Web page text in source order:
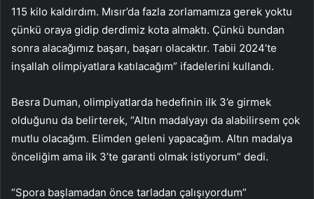
115 kilo kaldırdım. Mısır’da fazla zorlamamıza gerek yoktu
çünkü oraya gidip derdimiz kota almaktı. Çünkü bundan
sonra alacağımız başarı, başarı olacaktır. Tabii 2024’te
inşallah olimpiyatlara katılacağım” ifadelerini kullandı.
Besra Duman, olimpiyatlarda hedefinin ilk 3’e girmek
olduğunu da belirterek, “Altın madalyayı da alabilirsem çok
mutlu olacağım. Elimden geleni yapacağım. Altın madalya
önceliğim ama ilk 3’te garanti olmak istiyorum” dedi.
“Spora başlamadan önce tarladan çalışıyordum”